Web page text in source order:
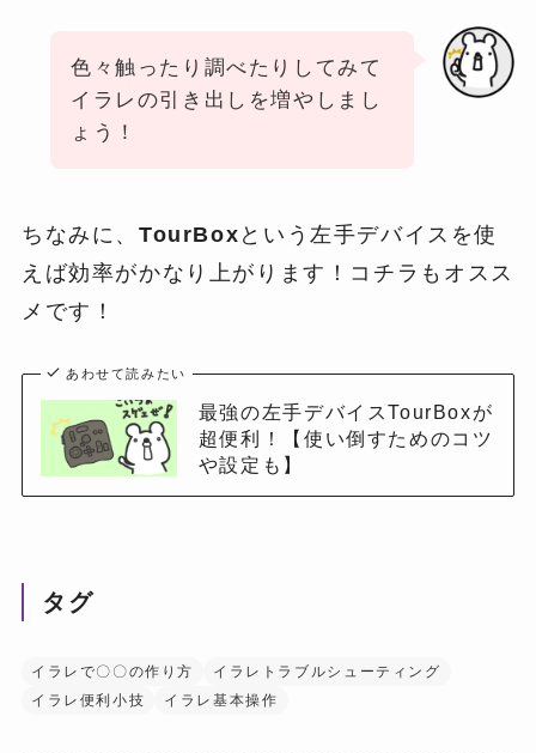
色々触ったり調べたりしてみて
イラレの引き出しを増やしまし
ょう！
ちなみに、 TourBox という左手デバイスを使
えば効率がかなり上がります！コチラもオスス
メです！
あわせて読みたい
最強の左手デバイスTourBoxが
超便利！【使い倒すためのコツ
や設定も】
タグ
イラレで〇〇の作り方
イラレトラブルシューティング
イラレ便利小技
イラレ基本操作